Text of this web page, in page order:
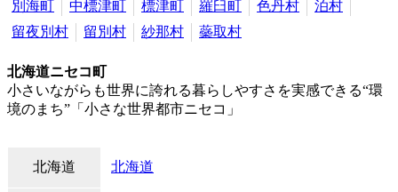
別海町
中標津町 標津町 羅臼町 色丹村
泊村
留夜別村
留別村 紗那村 蘂取村
北海道ニセコ町
小さいながらも世界に誇れる暮らしやすさを実感できる“環
境のまち”「小さな世界都市ニセコ」
北海道 北海道